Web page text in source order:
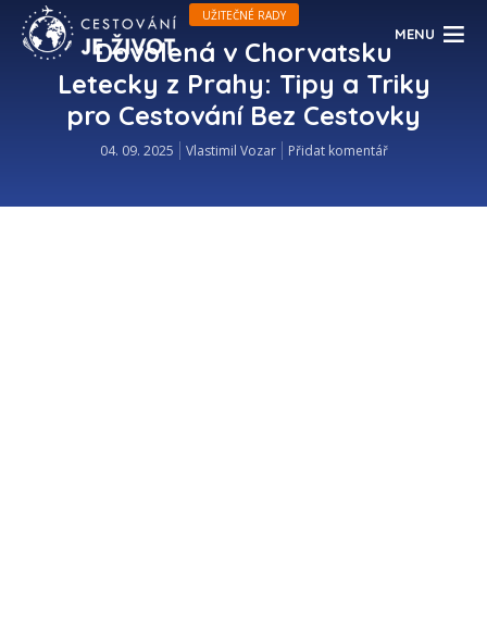
MENU
UŽITEČNÉ RADY
Dovolená v Chorvatsku
Letecky z Prahy: Tipy a Triky
pro Cestování Bez Cestovky
04. 09. 2025 Vlastimil Vozar Přidat komentář